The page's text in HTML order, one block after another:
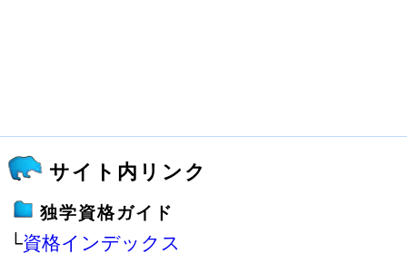
サイト内リンク
独学資格ガイド
└資格インデックス